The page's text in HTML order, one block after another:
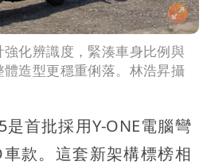
化辨識度，緊湊車身比例與
造型更穩重俐落。林浩昇攝
是首批採用Y-ONE電腦彎
款。這套新架構標榜相